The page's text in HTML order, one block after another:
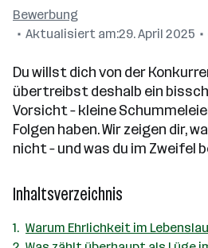
Inhaltsverzeichnis
Warum Ehrlichkeit im
Bewerbung
Aktualisiert am:29. April 2025
Du willst dich von der
übertreibst deshalb ein
Vorsicht – kleine
Folgen haben. Wir zeigen dir,
nicht – und was du im Zweifel